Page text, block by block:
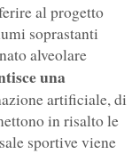
al progetto
soprastanti
alveolare
una
artificiale, di
in risalto le
sportive viene